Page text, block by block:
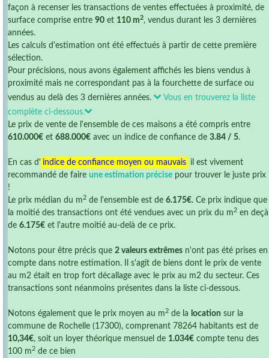
façon à recenser les transactions de ventes effectuées à proximité, de
surface comprise entre 90 et 110 m2, vendus durant les 3 dernières
années.
Les calculs d'estimation ont été effectués à partir de cette première
sélection.
Pour précisions, nous avons également affichés les biens vendus à
proximité mais ne correspondant pas à la fourchette de surface ou
vendus au delà des 3 dernières années.
Vous en trouverez la liste
complète ci-dessous.
Le prix de vente de l'ensemble de ces maisons a été compris entre
610.000€ et 688.000€ avec un indice de confiance de 3.84 / 5.
En cas d' indice de confiance moyen ou mauvais il est vivement
recommandé de faire une estimation précise pour trouver le juste prix
!
Le prix médian du m 2 de l'ensemble est de 6.175€. Ce prix indique que
la moitié des transactions ont été vendues avec un prix du m 2 en deçà
de 6.175€ et l'autre moitié au-delà de ce prix.
Notons pour être précis que 2 valeurs extrêmes n'ont pas été prises en
compte dans notre estimation. Il s'agit de biens dont le prix de vente
au m2 était en trop fort décallage avec le prix au m2 du secteur. Ces
transactions sont néanmoins présentes dans la liste ci-dessous.
Notons également que le prix moyen au m 2 de la location sur la
commune de Rochelle (17300), comprenant 78264 habitants est de
10,34€, soit un loyer théorique mensuel de 1.034€ compte tenu des
100 m 2 de ce bien